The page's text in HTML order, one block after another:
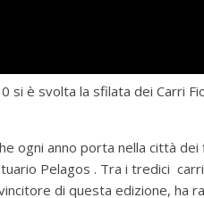
si è svolta la sfilata dei Carri
ogni anno porta nella città
Pelagos . Tra i tredici
di questa edizione, ha